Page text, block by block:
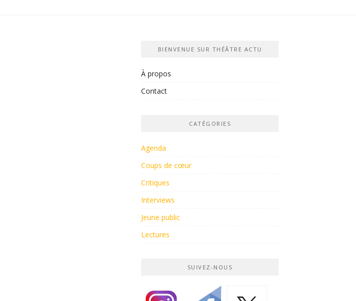
BIENVENUE SUR THÉÂTRE ACTU
À propos
Contact
CATÉGORIES
Agenda
Coups de cœur
Critiques
Interviews
Jeune public
Lectures
SUIVEZ-NOUS